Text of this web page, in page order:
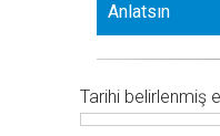
Anlatsın
Tarihi belirlenmiş